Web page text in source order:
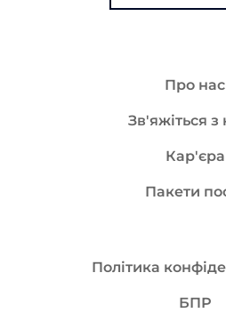
Про нас
Зв'яжіться з
Кар'єра
Пакети
Політика
БПР